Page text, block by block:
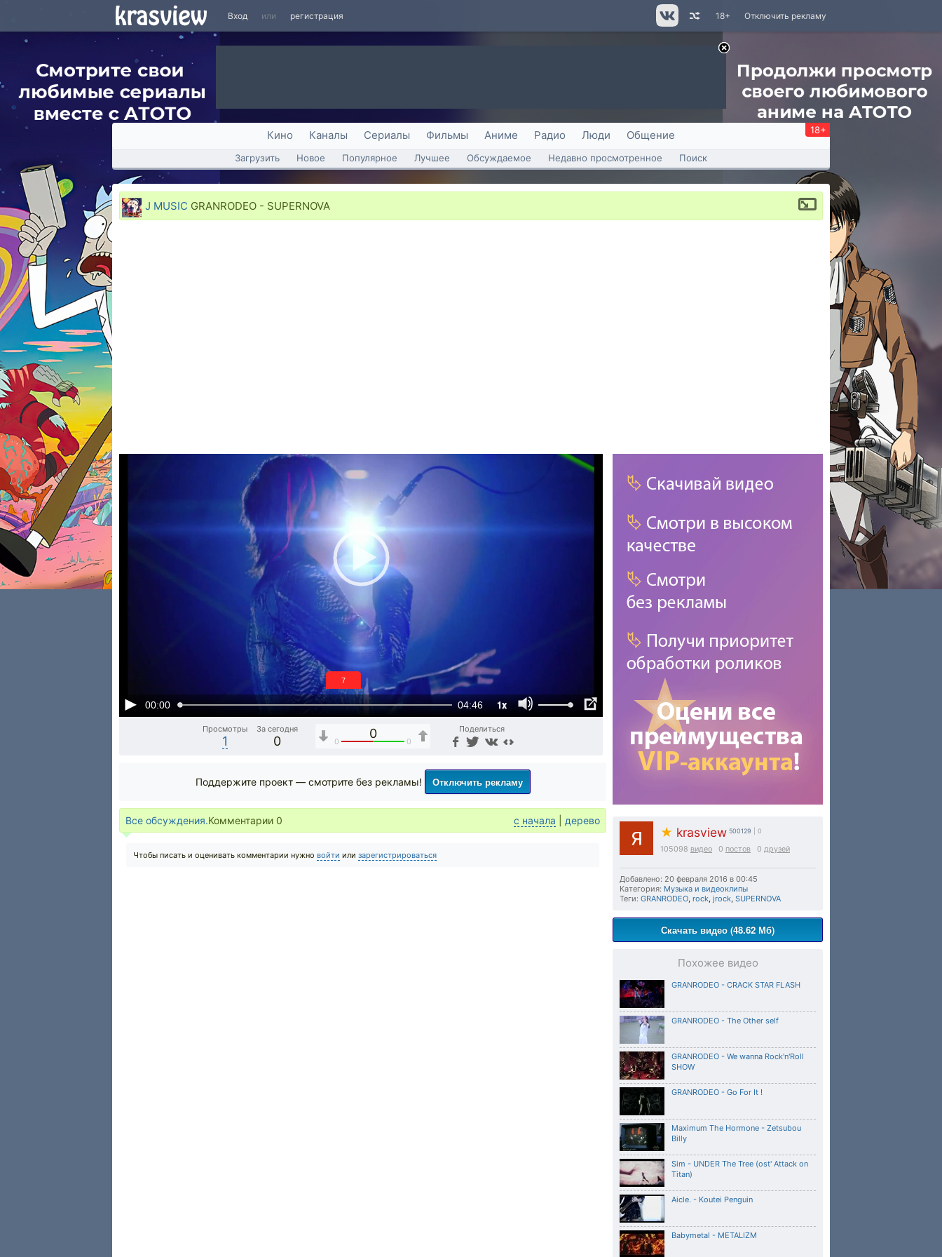
Вход или регистрация Отключить рекламу
18+
Кино Каналы Сериалы Фильмы Аниме Радио Люди Общение 18+
Загрузить Новое Популярное Лучшее Обсуждаемое Недавно просмотренное Поиск
J MUSIC GRANRODEO - SUPERNOVA
00:00 04:46 1x
6
Просмотры
1
За сегодня
0
0
0 0
Поделиться
★ krasview 500129 | 0
105098 видео 0 постов 0 друзей
Добавлено: 20 февраля 2016 в 00:45
Категория: Музыка и видеоклипы
Теги: GRANRODEO, rock, jrock, SUPERNOVA
Скачать видео (48.62 Мб)
Похожее видео
GRANRODEO - CRACK STAR FLASH
GRANRODEO - The Other self
GRANRODEO - We wanna Rock'n'Roll
SHOW
GRANRODEO - Go For It !
Maximum The Hormone - Zetsubou
Billy
Sim - UNDER The Tree (ost' Attack on
Titan)
Aicle. - Koutei Penguin
Babymetal - METALIZM
Поддержите проект — смотрите без рекламы! Отключить рекламу
Все обсуждения.Комментарии 0 с начала дерево
Чтобы писать и оценивать комментарии нужно войти или зарегистрироваться